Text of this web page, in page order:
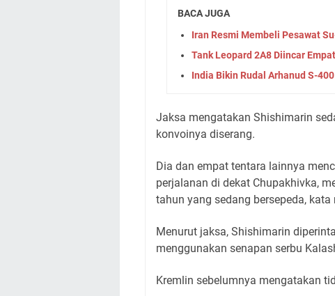
BACA JUGA
Iran Resmi Membeli Pesawat
Tank Leopard 2A8 Diincar
India Bikin Rudal Arhanud S-
Jaksa mengatakan Shishimarin
konvoinya diserang.
Dia dan empat tentara lainnya
perjalanan di dekat Chupakhivka,
tahun yang sedang bersepeda, kata
Menurut jaksa, Shishimarin
menggunakan senapan serbu
Kremlin sebelumnya mengatakan